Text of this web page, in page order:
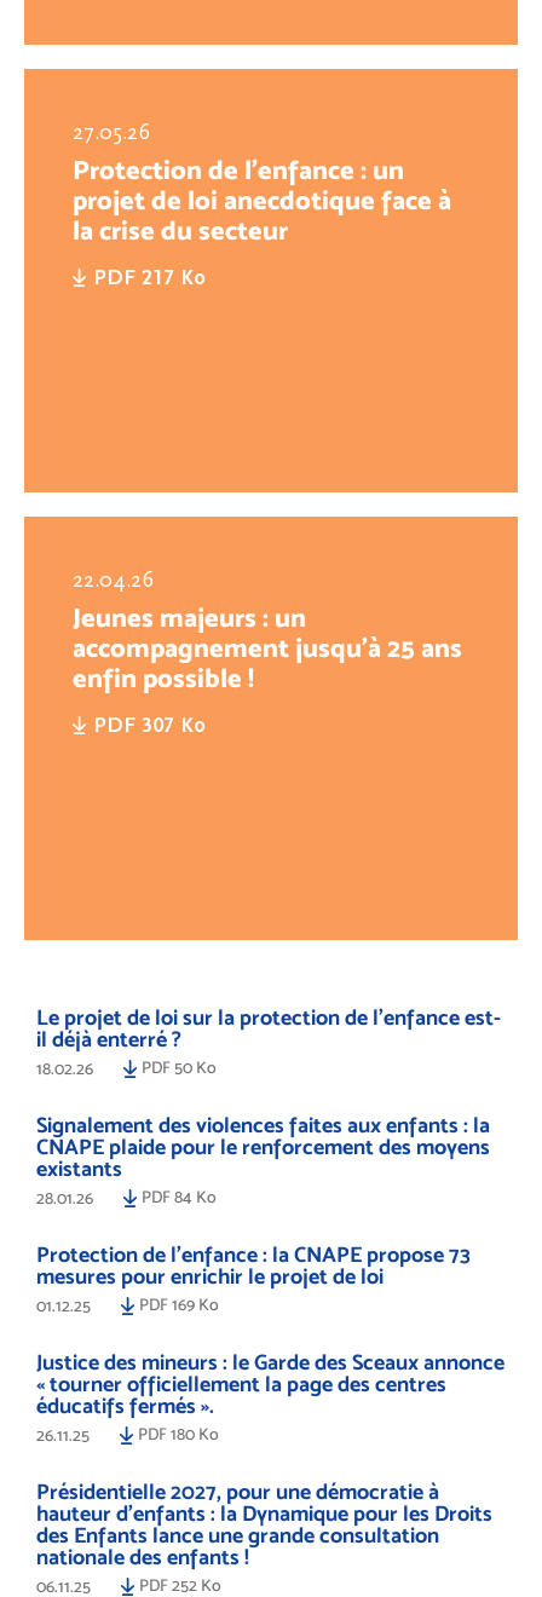
27.05.26
Protection de l’enfance : un
projet de loi anecdotique face à
la crise du secteur
PDF 217 Ko
22.04.26
Jeunes majeurs : un
accompagnement jusqu’à 25 ans
enfin possible !
PDF 307 Ko
Le projet de loi sur la protection de l’enfance est-
il déjà enterré ?
18.02.26 PDF 50 Ko
Signalement des violences faites aux enfants : la
CNAPE plaide pour le renforcement des moyens
existants
28.01.26 PDF 84 Ko
Protection de l’enfance : la CNAPE propose 73
mesures pour enrichir le projet de loi
01.12.25 PDF 169 Ko
Justice des mineurs : le Garde des Sceaux annonce
« tourner officiellement la page des centres
éducatifs fermés ».
26.11.25 PDF 180 Ko
Présidentielle 2027, pour une démocratie à
hauteur d’enfants : la Dynamique pour les Droits
des Enfants lance une grande consultation
nationale des enfants !
06.11.25 PDF 252 Ko